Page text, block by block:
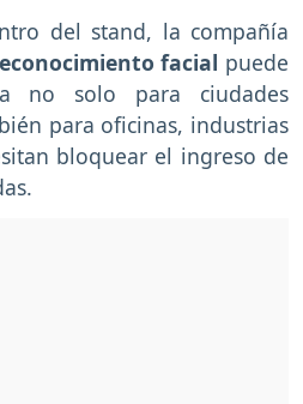
del stand, la compañía
facial puede
no solo para ciudades
para oficinas, industrias
bloquear el ingreso de